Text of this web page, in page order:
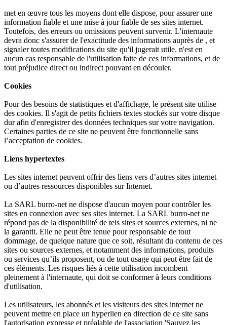
met en œuvre tous les moyens dont elle dispose, pour assurer une
information fiable et une mise à jour fiable de ses sites internet.
Toutefois, des erreurs ou omissions peuvent survenir. L'internaute
devra donc s'assurer de l'exactitude des informations auprès de , et
signaler toutes modifications du site qu'il jugerait utile. n'est en
aucun cas responsable de l'utilisation faite de ces informations, et de
tout préjudice direct ou indirect pouvant en découler.
Cookies
Pour des besoins de statistiques et d'affichage, le présent site utilise
des cookies. Il s'agit de petits fichiers textes stockés sur votre disque
dur afin d'enregistrer des données techniques sur votre navigation.
Certaines parties de ce site ne peuvent être fonctionnelle sans
l’acceptation de cookies.
Liens hypertextes
Les sites internet peuvent offrir des liens vers d’autres sites internet
ou d’autres ressources disponibles sur Internet.
La SARL burro-net ne dispose d'aucun moyen pour contrôler les
sites en connexion avec ses sites internet. La SARL burro-net ne
répond pas de la disponibilité de tels sites et sources externes, ni ne
la garantit. Elle ne peut être tenue pour responsable de tout
dommage, de quelque nature que ce soit, résultant du contenu de ces
sites ou sources externes, et notamment des informations, produits
ou services qu’ils proposent, ou de tout usage qui peut être fait de
ces éléments. Les risques liés à cette utilisation incombent
pleinement à l'internaute, qui doit se conformer à leurs conditions
d'utilisation.
Les utilisateurs, les abonnés et les visiteurs des sites internet ne
peuvent mettre en place un hyperlien en direction de ce site sans
l'autorisation expresse et préalable de l'association 'Sauvez les